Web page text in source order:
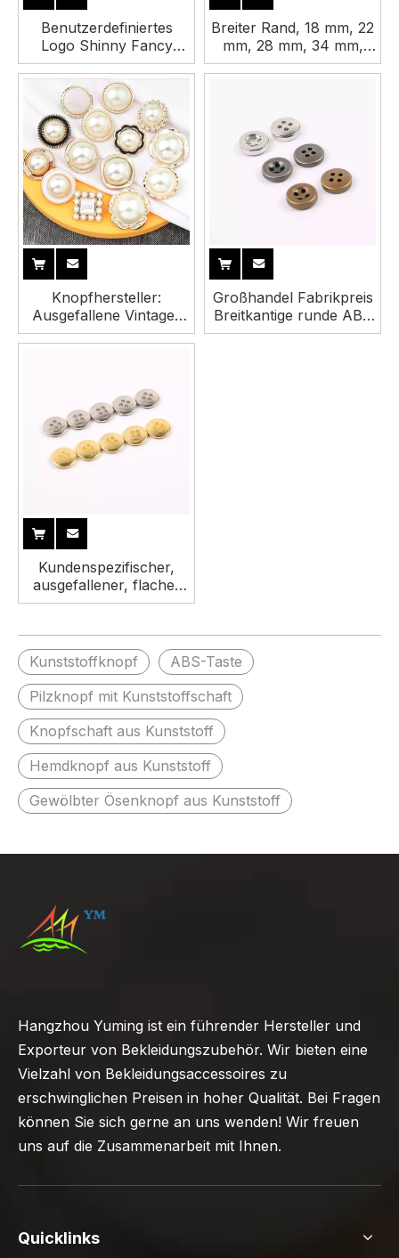
Benutzerdefiniertes
Logo Shinny Fancy
Clothing Down Hole Flat
Shirt ABS-Ösenknopf
Breiter Rand, 18 mm, 22
mm, 28 mm, 34 mm,
bunt, 4 Löcher, runde,
Knopfhersteller:
Ausgefallene Vintage-
Ösenknöpfe aus
Großhandel Fabrikpreis
Breitkantige runde ABS
4-Loch-Knöpfe für
Kundenspezifischer,
ausgefallener, flacher
Kunststoff-ABS-
Löchern für Hemden
Kunststoffknopf
ABS-Taste
Pilzknopf mit Kunststoffschaft
Knopfschaft aus Kunststoff
Hemdknopf aus Kunststoff
Gewölbter Ösenknopf aus Kunststoff
Hangzhou Yuming ist ein führender Hersteller und
Exporteur von Bekleidungszubehör. Wir bieten eine
Vielzahl von Bekleidungsaccessoires zu
erschwinglichen Preisen in hoher Qualität. Bei Fragen
können Sie sich gerne an uns wenden! Wir freuen
uns auf die Zusammenarbeit mit Ihnen.
Quicklinks